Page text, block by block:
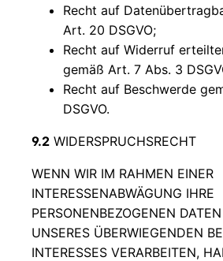
Recht auf
Art. 20 DSGVO;
Recht auf Widerruf
gemäß Art. 7 Abs. 3
Recht auf Beschwerde
DSGVO.
9.2 WIDERSPRUCHSRECHT
WENN WIR IM RAHMEN EINER
INTERESSENABWÄGUNG IHRE
PERSONENBEZOGENEN
UNSERES ÜBERWIEGENDEN
INTERESSES VERARBEITEN,